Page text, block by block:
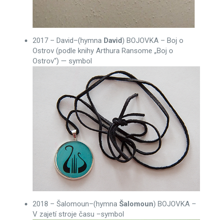
2017 – David–(hymna David) BOJOVKA – Boj o
Ostrov (podle knihy Arthura Ransome „Boj o
Ostrov“) — symbol
2018 – Šalomoun–(hymnaŠalomoun) BOJOVKA –
V zajetí stroje času –symbol